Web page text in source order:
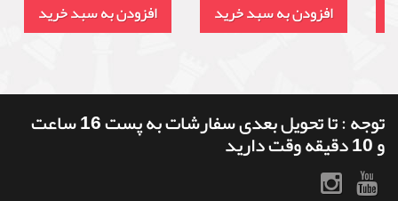
افزودن به سبد خرید افزودن به سبد خرید
توجه : تا تحویل بعدی سفارشات به پست 16 ساعت
و 10 دقیقه وقت دارید